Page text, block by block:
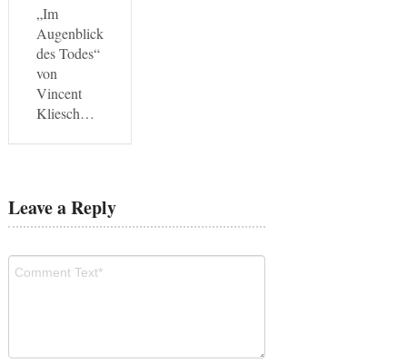
„Im
Augenblick
des Todes“
von
Vincent
Kliesch…
Leave a Reply